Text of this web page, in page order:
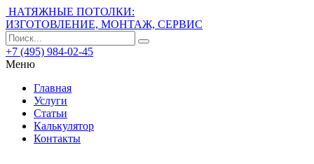
НАТЯЖНЫЕ ПОТОЛКИ:
ИЗГОТОВЛЕНИЕ, МОНТАЖ, СЕРВИС
+7 (495) 984-02-45
Меню
Главная
Услуги
Статьи
Калькулятор
Контакты